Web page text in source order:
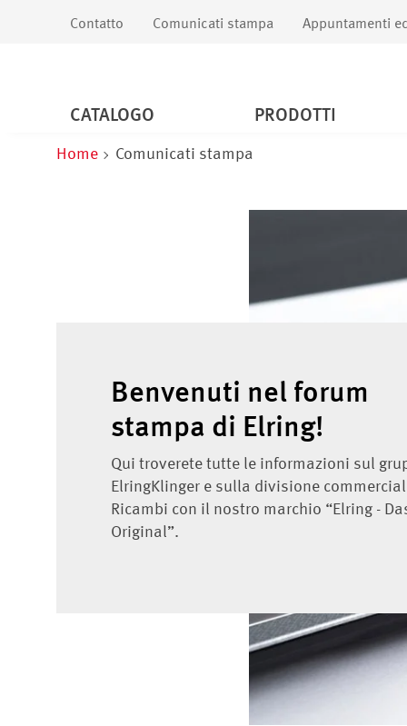
Contatto Comunicati stampa Appuntamenti
CATALOGO PRODOTTI
Home Comunicati stampa
Benvenuti nel forum
stampa di Elring!
Qui troverete tutte le informazioni sul
ElringKlinger e sulla divisione
Ricambi con il nostro marchio “Elring -
Original”.